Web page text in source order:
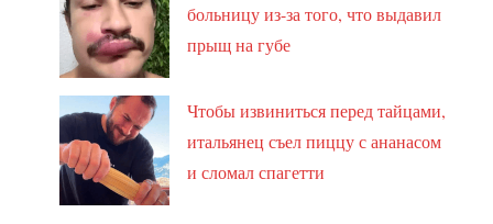
больницу из-за того, что выдавил
прыщ на губе
Чтобы извиниться перед тайцами,
итальянец съел пиццу с ананасом
и сломал спагетти